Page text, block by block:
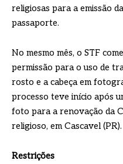
religiosas para a emissão
passaporte.
No mesmo mês, o STF
permissão para o uso de
rosto e a cabeça em
processo teve início após
foto para a renovação da
religioso, em Cascavel (PR).
Restrições